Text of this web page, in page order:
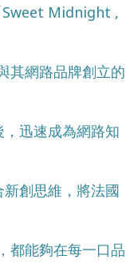
Sweet Midnight ,
其網路品牌創立的
迅速成為網路知
創思維，將法國
都能夠在每一口品